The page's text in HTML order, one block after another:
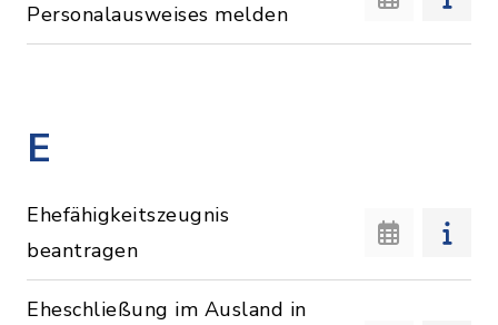
Personalausweises melden
E
Ehefähigkeitszeugnis
beantragen
Eheschließung im Ausland in